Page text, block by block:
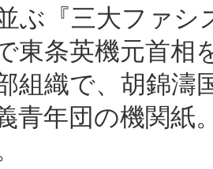
ぶ『三大ファシ
東条英機元首相
組織で、胡錦濤
青年団の機関紙